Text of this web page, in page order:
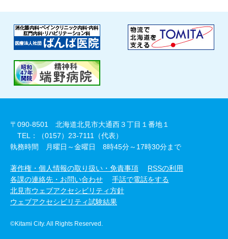
〒090-8501 北海道北見市大通西３丁目１番地１
TEL：（0157）23-7111（代表）
執務時間 月曜日～金曜日 8時45分～17時30分まで
著作権・個人情報の取り扱い・免責事項
RSSの利用
各課の連絡先・お問い合わせ
手話で電話をする
北見市ウェブアクセシビリティ方針
ウェブアクセシビリティ試験結果
©Kitami City. All Rights Reserved.